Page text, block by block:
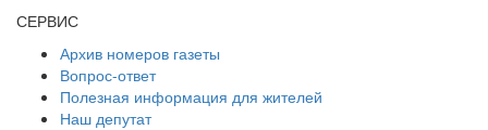
СЕРВИС
Архив номеров газеты
Вопрос-ответ
Полезная информация для жителей
Наш депутат